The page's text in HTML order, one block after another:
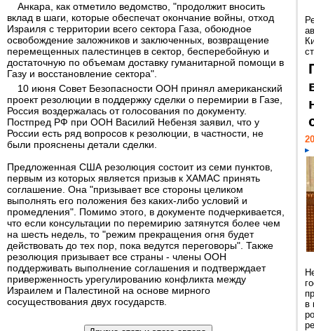
Анкара, как отметило ведомство, "продолжит вносить
вклад в шаги, которые обеспечат окончание войны, отход
Израиля с территории всего сектора Газа, обоюдное
освобождение заложников и заключенных, возвращение
перемещенных палестинцев в сектор, бесперебойную и
достаточную по объемам доставку гуманитарной помощи в
Газу и восстановление сектора".
10 июня Совет Безопасности ООН принял американский
проект резолюции в поддержку сделки о перемирии в Газе,
Россия воздержалась от голосования по документу.
Постпред РФ при ООН Василий Небензя заявил, что у
России есть ряд вопросов к резолюции, в частности, не
были прояснены детали сделки.
Предложенная США резолюция состоит из семи пунктов,
первым из которых является призыв к ХАМАС принять
соглашение. Она "призывает все стороны целиком
выполнять его положения без каких-либо условий и
промедления". Помимо этого, в документе подчеркивается,
что если консультации по перемирию затянутся более чем
на шесть недель, то "режим прекращения огня будет
действовать до тех пор, пока ведутся переговоры". Также
резолюция призывает все страны - члены ООН
поддерживать выполнение соглашения и подтверждает
приверженность урегулированию конфликта между
Израилем и Палестиной на основе мирного
сосуществования двух государств.
в